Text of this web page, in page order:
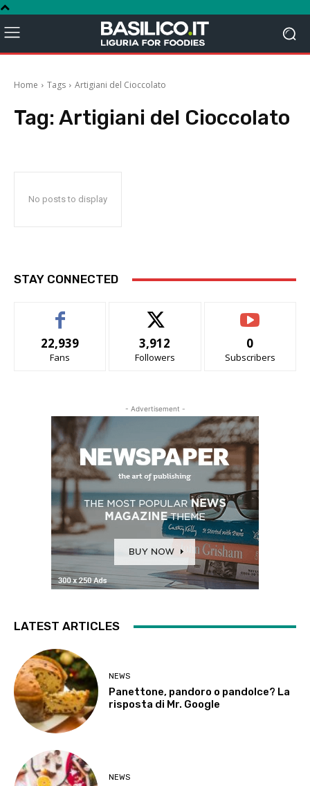
Home Tags Artigiani del Cioccolato
Tag: Artigiani del Cioccolato
No posts to display
STAY CONNECTED
22,939
Fans
3,912
Followers
0
Subscribers
- Advertisement -
LATEST ARTICLES
NEWS
Panettone, pandoro o pandolce? La
risposta di Mr. Google
NEWS